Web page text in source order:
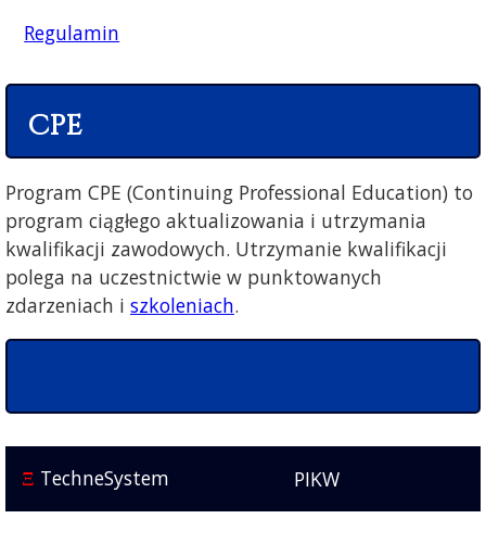
Regulamin
CPE
Program CPE (Continuing Professional Education) to
program ciągłego aktualizowania i utrzymania
kwalifikacji zawodowych. Utrzymanie kwalifikacji
polega na uczestnictwie w punktowanych
zdarzeniach i szkoleniach.
Ξ TechneSystem PIKW